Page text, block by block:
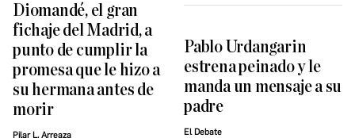
Diomandé, el gran
fichaje del Madrid, a
punto de cumplir la
promesa que le hizo a
su hermana antes de
morir
Pilar L. Arreaza
Pablo Urdangarin
estrena peinado y le
manda un mensaje a su
padre
El Debate